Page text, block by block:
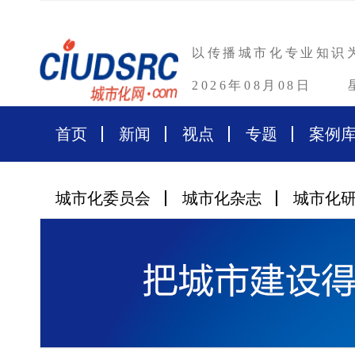
以传播城市化专业知识
2026年08月08日
首页 新闻 视点 专题 案例
城市化委员会 城市化杂志 城市化